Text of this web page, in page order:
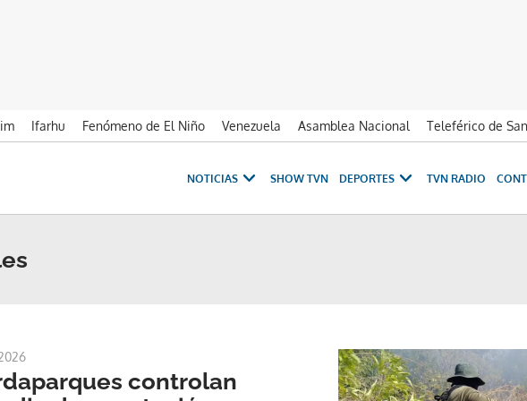
Ifarhu Fenómeno de El Niño Venezuela Asamblea Nacional Teleférico de
NOTICIAS SHOW TVN DEPORTES TVN RADIO
controlan